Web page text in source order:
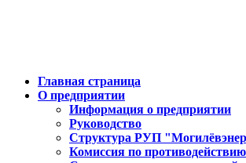
Главная страница
О предприятии
Информация о предприятии
Руководство
Структура РУП
Комиссия по